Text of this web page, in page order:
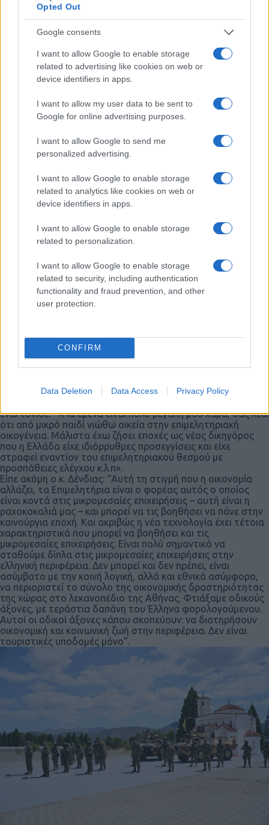
Opted Out
Google consents
I want to allow Google to enable storage
related to advertising like cookies on web or
device identifiers in apps.
I want to allow my user data to be sent to
Google for online advertising purposes.
I want to allow Google to send me
personalized advertising.
I want to allow Google to enable storage
related to analytics like cookies on web or
device identifiers in apps.
I want to allow Google to enable storage
related to personalization.
I want to allow Google to enable storage
related to security, including authentication
functionality and fraud prevention, and other
user protection.
CONFIRM
Data Deletion Data Access Privacy Policy
περιφερειάρχη για τοπικά ζητήματα, για το πώς μπορεί το
υπουργείο Εθνικής ‘Αμυνας να βοηθήσει τη μεγάλη
αναπτυξιακή προσπάθεια που γίνεται εδώ στην
Πελοπόννησο. Για τα ζητήματα αυτά, θα αναφερθεί ο
περιφερειάρχης.
Θα ήθελα όμως να σας πω ότι εμείς προσλαμβάνουμε το
υπουργείο Εθνικής Άμυνας όχι μόνον ως έναν φορέα
παροχής ασφάλειας στον Έλληνα πολίτη και προστασίας
συνταγματικού μας χώρου, αλλά επίσης και ως έναν
αναπτυξιακό φορέα. Έναν φορέα, ο οποίος μπορεί το
να το μετατρέψει επίσης και σε δυναμισμό για την ελληνική
οικονομία. Σε παραγωγή εξαγώγιμων προϊόντων, σε
παραγωγή τεχνογνωσίας, τελικά σε δημιουργία εθνικού
Επίσης, ο κ. Δένδιας μετέβη στο Επιμελητήριο Αρκαδίας,
όπου συναντήθηκε με τον πρόεδρό του Ιωάννη Τρουπή και
εξέφρασε την ιδιαίτερη χαρά του για την επίσκεψη και
ενώ τόνισε:” «Για εμένα είναι πολύ μεγάλη μου χαρά, σας λέω
ότι από μικρό παιδί νιώθω οικεία στην επιμελητηριακή
οικογένεια. Μάλιστα έχω ζήσει εποχές ως νέος δικηγόρος
που η Ελλάδα είχε ιδιόρρυθμες προσεγγίσεις και είχε
στραφεί εναντίον του επιμελητηριακού θεσμού με
προσπάθειες ελέγχου κ.λ.π».
Είπε ακόμη ο κ. Δένδιας: “Αυτή τη στιγμή που η οικονομία
αλλάζει, τα Επιμελητήρια είναι ο φορέας αυτός ο οποίος
είναι κοντά στις μικρομεσαίες επιχειρήσεις – αυτή είναι η
ραχοκοκαλιά μας – και μπορεί να τις βοηθήσει να πάνε στην
καινούργια εποχή. Και ακριβώς η νέα τεχνολογία έχει τέτοια
χαρακτηριστικά που μπορεί να βοηθήσει και τις
μικρομεσαίες επιχειρήσεις. Είναι πολύ σημαντικό να
σταθούμε δίπλα στις μικρομεσαίες επιχειρήσεις στην
ελληνική περιφέρεια. Δεν μπορεί και δεν πρέπει, είναι
ασύμβατο με την κοινή λογική, αλλά και εθνικά ασύμφορο,
να περιοριστεί το σύνολο της οικονομικής δραστηριότητας
της χώρας στο λεκανοπέδιο της Αθήνας. Φτιάξαμε οδικούς
άξονες, με τεράστια δαπάνη του Έλληνα φορολογούμενου.
Αυτοί οι οδικοί άξονες κάπου σκοπεύουν: να διατηρήσουν
οικονομική και κοινωνική ζωή στην περιφέρεια. Δεν είναι
τουριστικές υποδομές μόνο”.